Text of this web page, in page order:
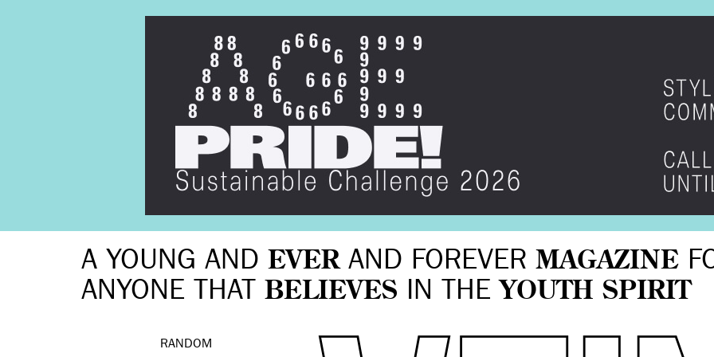
A YOUNG AND EVERAND FOREVER MAGAZINE
ANYONE THAT BELIEVES IN THE YOUTH SPIRIT
RANDOM